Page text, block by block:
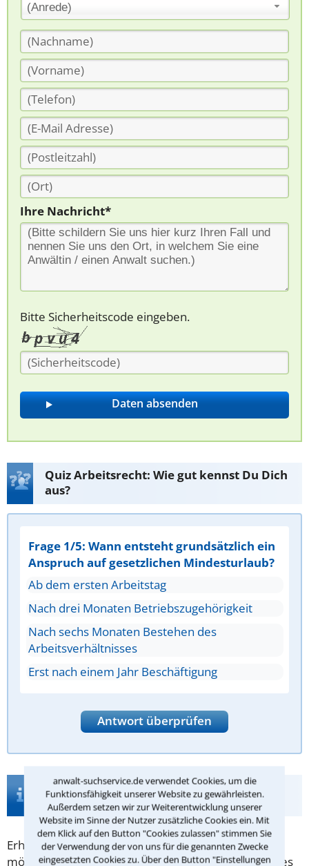
anwalt-suchservice.de verwendet Cookies, um die
Funktionsfähigkeit unserer Website zu gewährleisten.
Außerdem setzen wir zur Weiterentwicklung unserer
Website im Sinne der Nutzer zusätzliche Cookies ein. Mit
dem Klick auf den Button "Cookies zulassen" stimmen Sie
der Verwendung der von uns für die genannten Zwecke
eingesetzten Cookies zu. Über den Button "Einstellungen
(Anrede)
Ihre Nachricht*
Bitte Sicherheitscode eingeben.
Quiz Arbeitsrecht: Wie gut kennst Du Dich
aus?
Frage 1/5: Wann entsteht grundsätzlich ein
Anspruch auf gesetzlichen Mindesturlaub?
Ab dem ersten Arbeitstag
Nach drei Monaten Betriebszugehörigkeit
Nach sechs Monaten Bestehen des
Arbeitsverhältnisses
Erst nach einem Jahr Beschäftigung
Antwort überprüfen
Infos zur Suche nach einem Anwalt für
Schwarzarbeit in Jüchen
Erhalten Sie Kenntnis vonSchwarzarbeitoder
möchten Sie Schwarzarbeit anzeigen, können Sie dies